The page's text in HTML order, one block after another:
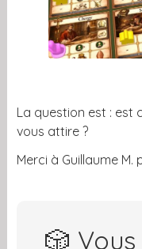
La question est : est
vous attire ?
Merci à Guillaume M.
🎲